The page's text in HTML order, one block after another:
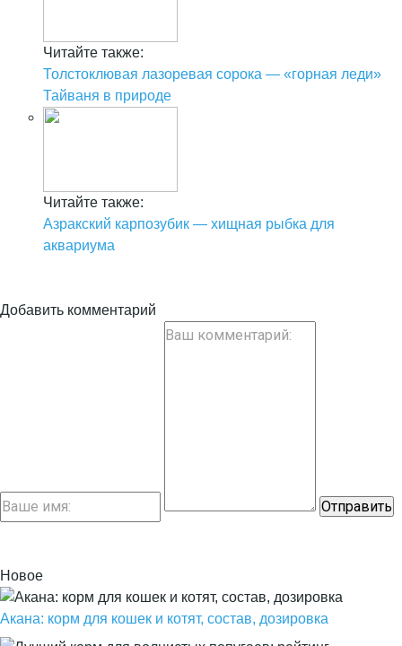
Читайте также:
Толстоклювая лазоревая сорока — «горная леди»
Тайваня в природе
Читайте также:
Азракский карпозубик — хищная рыбка для
аквариума
Добавить комментарий
Новое
Акана: корм для кошек и котят, состав, дозировка